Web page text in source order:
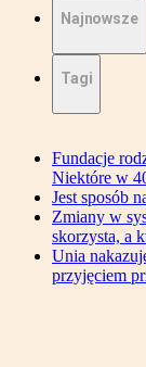
Najnowsze
Tagi
Fundacje
Niektóre w
Jest sposób
Zmiany w
skorzysta, a
Unia
przyjęciem